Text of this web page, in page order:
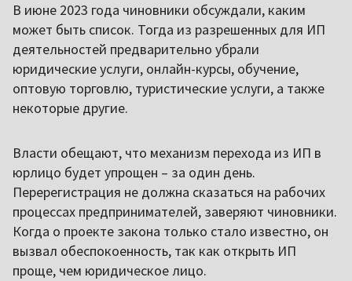
В июне 2023 года чиновники обсуждали, каким
может быть список. Тогда из разрешенных для ИП
деятельностей предварительно убрали
юридические услуги, онлайн-курсы, обучение,
оптовую торговлю, туристические услуги, а также
некоторые другие.
Власти обещают, что механизм перехода из ИП в
юрлицо будет упрощен – за один день.
Перерегистрация не должна сказаться на рабочих
процессах предпринимателей, заверяют чиновники.
Когда о проекте закона только стало известно, он
вызвал обеспокоенность, так как открыть ИП
проще, чем юридическое лицо.